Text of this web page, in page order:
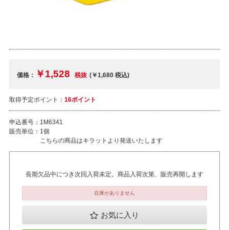
価格： ￥1,528 税抜 (￥1,680税込)
取得予定ポイント： 16ポイント
申込番号： 1M6341
販売単位： 1個
こちらの商品はキラットより発送いたします
長期欠品中につき次回入荷未定。商品入荷次第、販売再開します
在庫がありません
お気に入り